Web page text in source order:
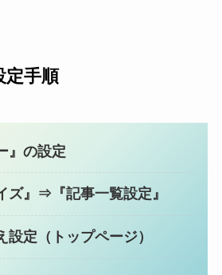
定手順
』の設定
ズ』⇒『記事一覧設定』
設定（トップページ）